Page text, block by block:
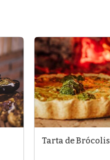
Tarta de Brócolis